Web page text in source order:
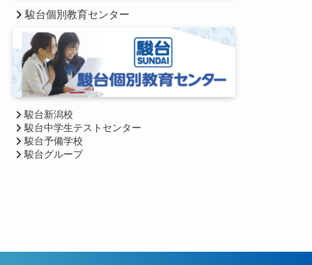
駿台個別教育センター
駿台新潟校
駿台中学生テストセンター
駿台予備学校
駿台グループ